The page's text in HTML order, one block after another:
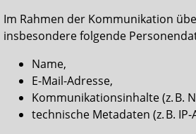
Im Rahmen der Kommunikation
insbesondere folgende
Name,
E-Mail-Adresse,
Kommunikationsinhalte (z. B.
technische Metadaten (z. B.